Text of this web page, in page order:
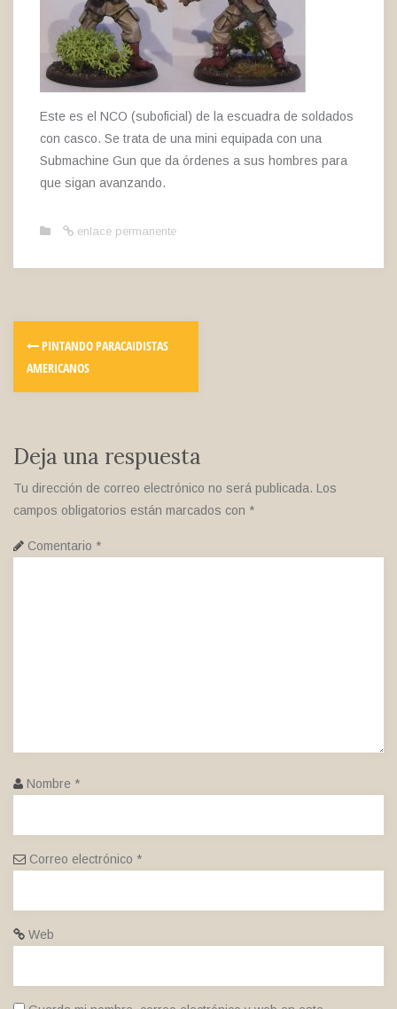
Este es el NCO (suboficial) de la escuadra de soldados
con casco. Se trata de una mini equipada con una
Submachine Gun que da órdenes a sus hombres para
que sigan avanzando.
enlace permanente
PINTANDO PARACAIDISTAS
AMERICANOS
Deja una respuesta
Tu dirección de correo electrónico no será publicada. Los
campos obligatorios están marcados con *
Comentario *
Nombre *
Correo electrónico *
Web